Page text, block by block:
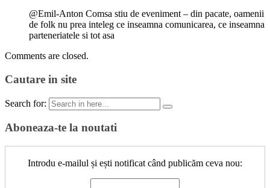
@Emil-Anton Comsa stiu de eveniment – din pacate, oamenii
de folk nu prea inteleg ce inseamna comunicarea, ce inseamna
parteneriatele si tot asa
Comments are closed.
Cautare in site
Search for:
Aboneaza-te la noutati
Introdu e-mailul și ești notificat când publicăm ceva nou: